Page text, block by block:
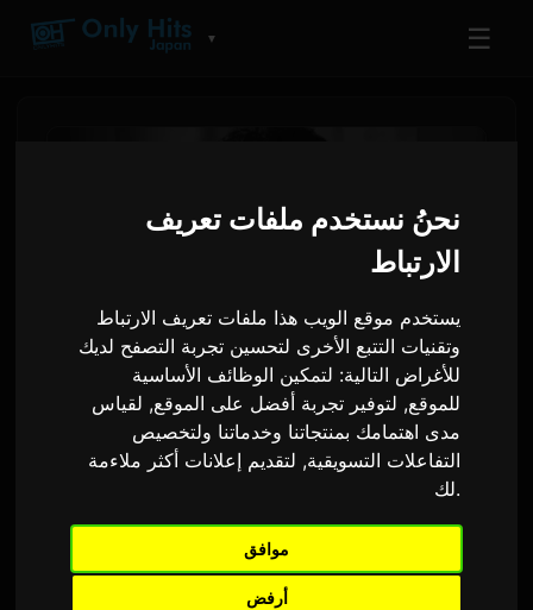
نحنُ نستخدم ملفات تعريف
الارتباط
يستخدم موقع الويب هذا ملفات تعريف الارتباط
وتقنيات التتبع الأخرى لتحسين تجربة التصفح لديك
للأغراض التالية: لتمكين الوظائف الأساسية
للموقع, لتوفير تجربة أفضل على الموقع, لقياس
مدى اهتمامك بمنتجاتنا وخدماتنا ولتخصيص
التفاعلات التسويقية, لتقديم إعلانات أكثر ملاءمة
لك.
موافق
أرفض
▼ ☰
جوش غروبان ينضم إلى يوشيكي
في حفلات لوس أنجلوس
٩ يوليو ٢٠٢٦